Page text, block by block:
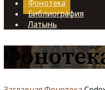
Фонотека
Библиография
Латынь